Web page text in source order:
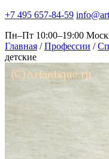
+7 495 657-84-59
Пн–Пт 10:00–19:00
Главная / Профессии /
детские